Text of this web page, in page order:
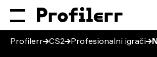
Profilerr CS2 Profesionalni igrači